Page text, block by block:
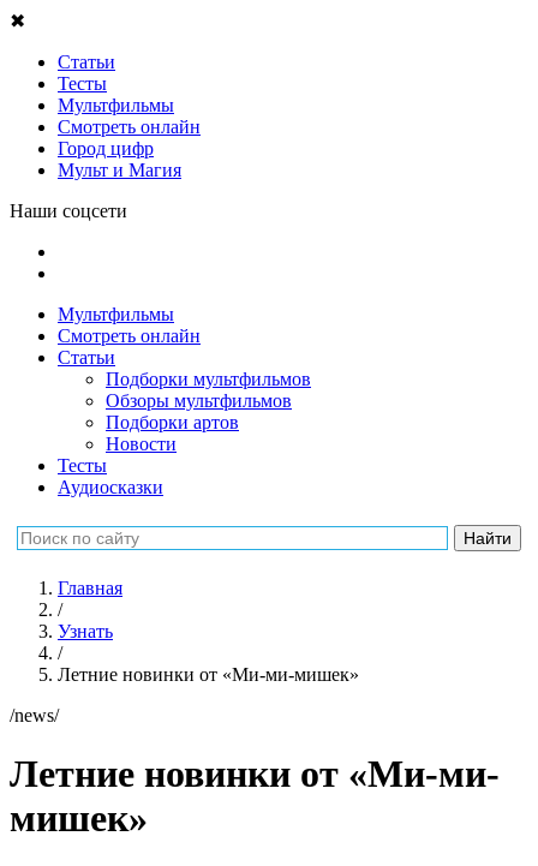
✖
Статьи
Тесты
Мультфильмы
Смотреть онлайн
Город цифр
Мульт и Магия
Наши соцсети
Мультфильмы
Смотреть онлайн
Статьи
Подборки мультфильмов
Обзоры мультфильмов
Подборки артов
Новости
Тесты
Аудиосказки
Главная
/
Узнать
/
Летние новинки от «Ми-ми-мишек»
/news/
Летние новинки от «Ми-ми-
мишек»